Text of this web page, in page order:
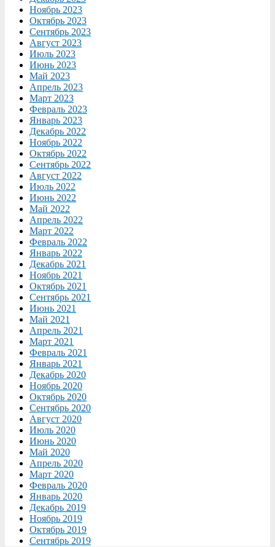
Ноябрь 2023
Октябрь 2023
Сентябрь 2023
Август 2023
Июль 2023
Июнь 2023
Май 2023
Апрель 2023
Март 2023
Февраль 2023
Январь 2023
Декабрь 2022
Ноябрь 2022
Октябрь 2022
Сентябрь 2022
Август 2022
Июль 2022
Июнь 2022
Май 2022
Апрель 2022
Март 2022
Февраль 2022
Январь 2022
Декабрь 2021
Ноябрь 2021
Октябрь 2021
Сентябрь 2021
Июнь 2021
Май 2021
Апрель 2021
Март 2021
Февраль 2021
Январь 2021
Декабрь 2020
Ноябрь 2020
Октябрь 2020
Сентябрь 2020
Август 2020
Июль 2020
Июнь 2020
Май 2020
Апрель 2020
Март 2020
Февраль 2020
Январь 2020
Декабрь 2019
Ноябрь 2019
Октябрь 2019
Сентябрь 2019